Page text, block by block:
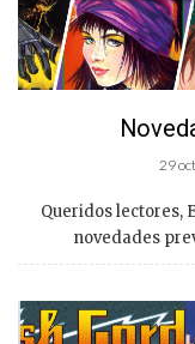
29
Queridos lectores,
novedades